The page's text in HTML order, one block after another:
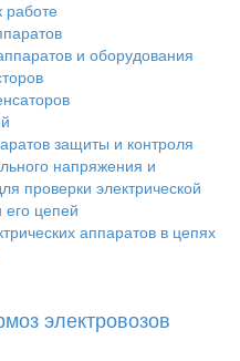
работе
и оборудования
защиты и контроля
напряжения и
проверки электрической
его цепей
аппаратов в цепях
электровозов